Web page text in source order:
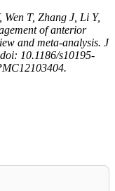
T, Zhang J, Li Y,
of anterior
and meta-analysis. J
10.1186/s10195-